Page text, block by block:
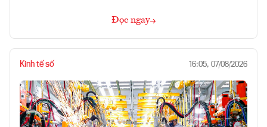
Đọc ngay
Kinh tế số 16:05, 07/08/2026